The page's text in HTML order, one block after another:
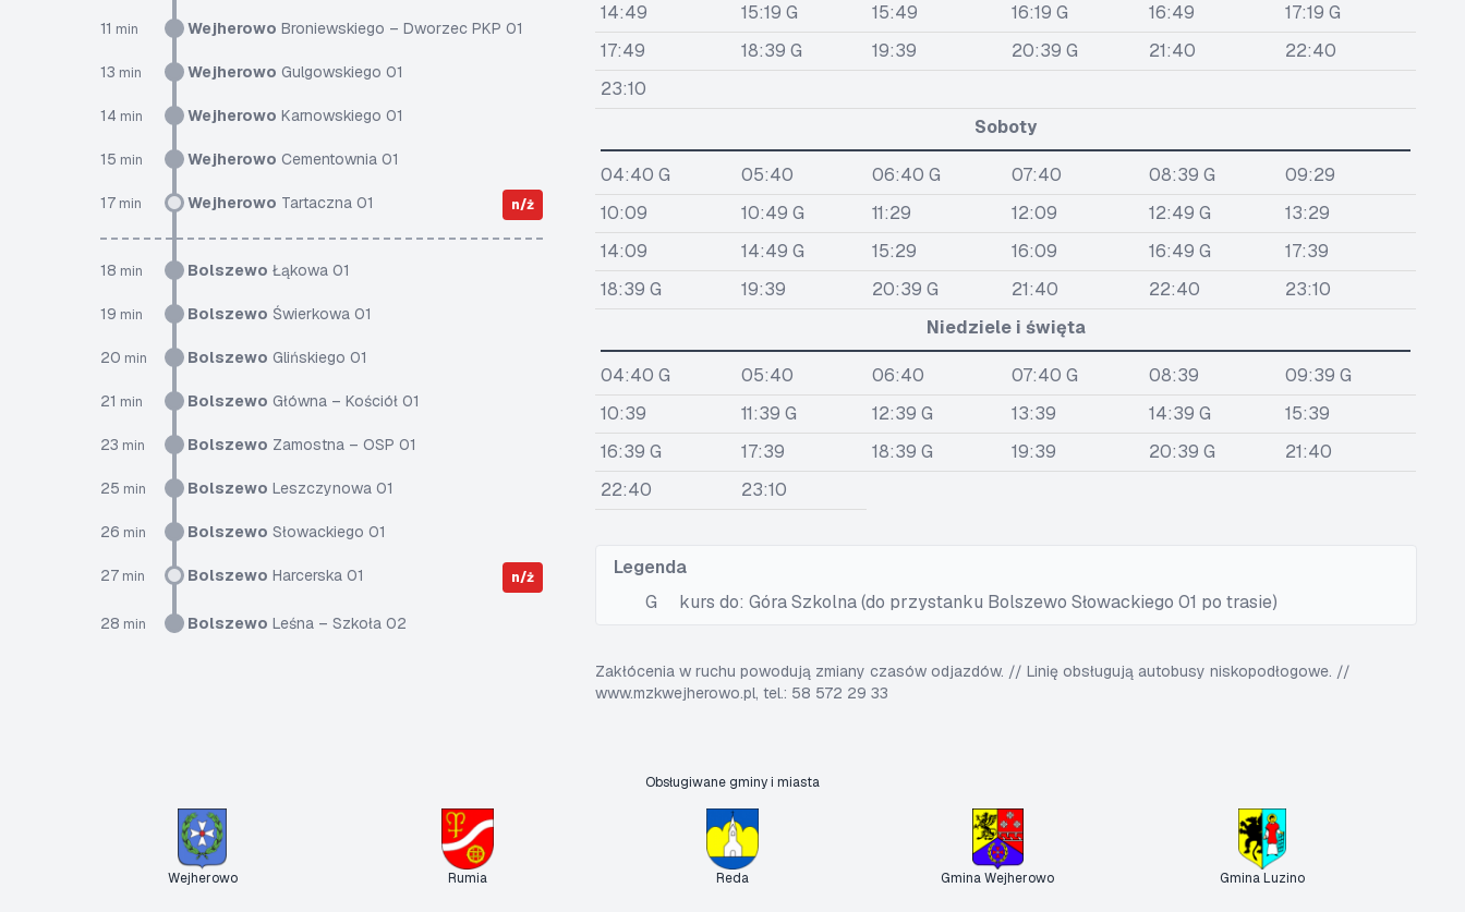
11 min Wejherowo Broniewskiego – Dworzec PKP 01
13 min Wejherowo Gulgowskiego 01
14 min Wejherowo Karnowskiego 01
15 min Wejherowo Cementownia 01
17 min Wejherowo Tartaczna 01 n/ż
18 min Bolszewo Łąkowa 01
19 min Bolszewo Świerkowa 01
20 min Bolszewo Glińskiego 01
21 min Bolszewo Główna – Kościół 01
23 min Bolszewo Zamostna – OSP 01
25 min Bolszewo Leszczynowa 01
26 min Bolszewo Słowackiego 01
27 min Bolszewo Harcerska 01 n/ż
28 min Bolszewo Leśna – Szkoła 02
14:49
15:19 G 15:49 16:19 G 16:49
17:19 G
17:49
18:39 G 19:39 20:39 G 21:40
22:40
23:10
Soboty
04:40 G 05:40 06:40 G 07:40 08:39 G
09:29
10:09
10:49 G 11:29 12:09 12:49 G
13:29
14:09
14:49 G 15:29 16:09 16:49 G
17:39
18:39 G
19:39 20:39 G 21:40 22:40
23:10
Niedziele i święta
04:40 G 05:40 06:40 07:40 G 08:39
09:39 G
10:39
11:39 G 12:39 G 13:39 14:39 G
15:39
16:39 G
17:39 18:39 G 19:39 20:39 G
21:40
22:40
23:10
Legenda
G
kurs do: Góra Szkolna (do przystanku Bolszewo Słowackiego 01 po trasie)
Zakłócenia w ruchu powodują zmiany czasów odjazdów. // Linię obsługują autobusy niskopodłogowe. //
www.mzkwejherowo.pl, tel.: 58 572 29 33
Obsługiwane gminy i miasta
Wejherowo Rumia Reda Gmina Wejherowo Gmina Luzino